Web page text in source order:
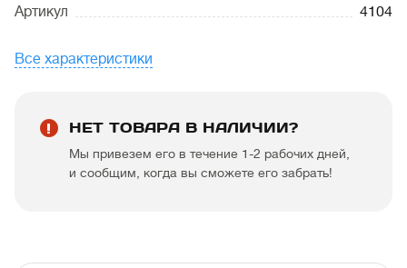
Артикул 4104
Все характеристики
НЕТ ТОВАРА В НАЛИЧИИ?
Мы привезем его в течение 1-2 рабочих дней,
и сообщим, когда вы сможете его забрать!